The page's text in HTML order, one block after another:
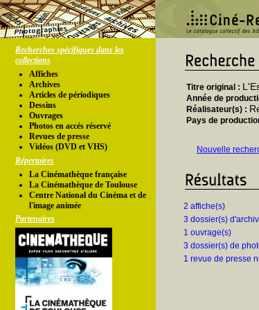
Recherches spécifiques dans les
collections
Affiches
Archives
Articles de périodiques
Dessins
Ouvrages
Photos en accés réservé
Revues de presse
Vidéos (DVD et VHS)
Répertoires
La Cinémathèque française
La Cinémathèque de Toulouse
Centre National du Cinéma et de
l'image animée
Partenaires
Titre original :
Année de
Réalisateur(s) :
Pays de
Nouvelle
2 affiche(s)
3 dossier(s)
1 ouvrage(s)
3 dossier(s) de
1 revue de presse